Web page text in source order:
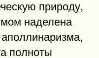
природу,
наделена
полноты